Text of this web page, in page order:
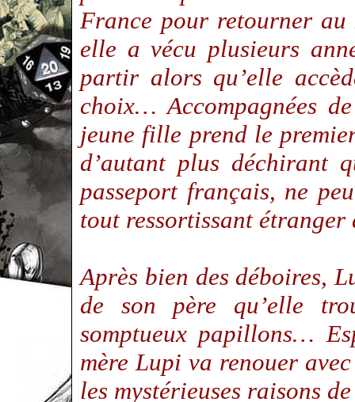
France pour retourner
elle a vécu plusieurs
partir alors qu’elle
choix… Accompagnées
jeune fille prend le
d’autant plus déchirant
passeport français, ne
tout ressortissant
Après bien des déboires,
de son père qu’elle
somptueux papillons…
mère Lupi va renouer
les mystérieuses raisons